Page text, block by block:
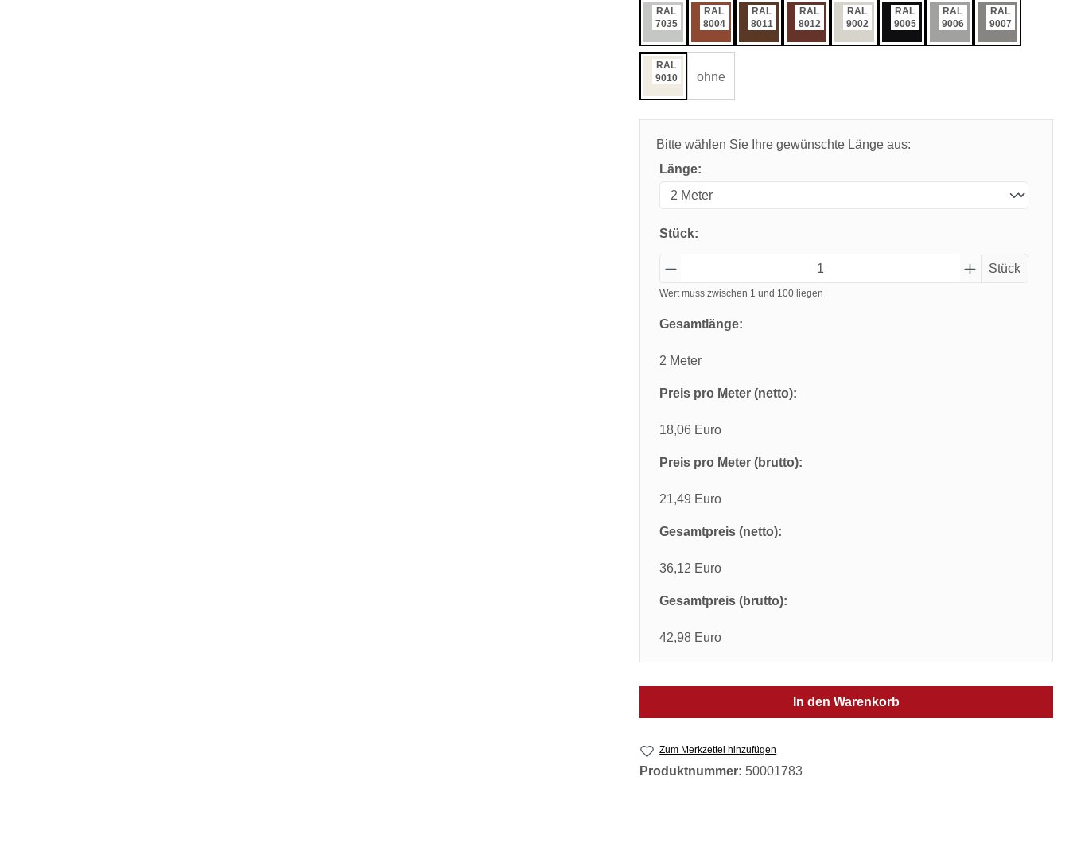
RAL
7035
RAL
8004
RAL
8011
RAL
8012
RAL
9002
RAL
9005
RAL
9006
RAL
9007
RAL
9010
ohne
Bitte wählen Sie Ihre gewünschte Länge aus:
Länge:
Stück:
Stück
Wert muss zwischen 1 und 100 liegen
Gesamtlänge:
2 Meter
Preis pro Meter (netto):
18,06 Euro
Preis pro Meter (brutto):
21,49 Euro
Gesamtpreis (netto):
36,12 Euro
Gesamtpreis (brutto):
42,98 Euro
In den Warenkorb
Zum Merkzettel hinzufügen
Produktnummer: 50001783